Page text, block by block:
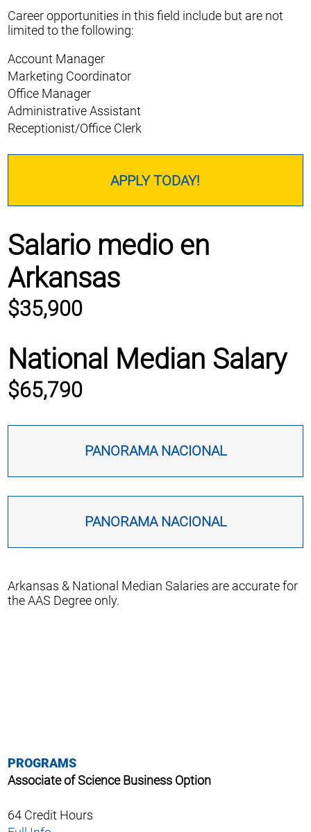
Career opportunities in this field include but are not
limited to the following:
Account Manager
Marketing Coordinator
Office Manager
Administrative Assistant
Receptionist/Office Clerk
APPLY TODAY!
Salario medio en
Arkansas
$35,900
National Median Salary
$65,790
PANORAMA NACIONAL
PANORAMA NACIONAL
Arkansas & National Median Salaries are accurate for
the AAS Degree only.
PROGRAMS
Associate of Science Business Option
64 Credit Hours